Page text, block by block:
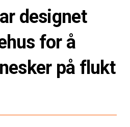
designet
for å
på flukt